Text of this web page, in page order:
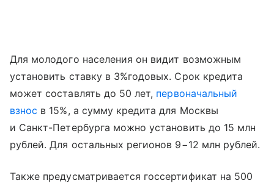
Для молодого населения он видит возможным
установить ставку в 3%годовых. Срок кредита
может составлять до 50 лет, первоначальный
взнос в 15%, а сумму кредита для Москвы
и Санкт-Петербурга можно установить до 15 млн
рублей. Для остальных регионов 9−12 млн рублей.
Также предусматривается госсертификат на 500